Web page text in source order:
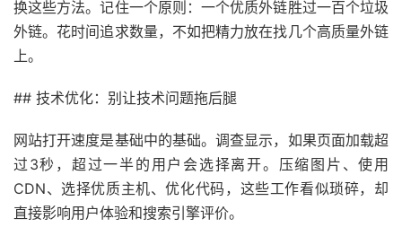
换这些方法。记住一个原则：一个优质外链胜过一百个垃圾
外链。花时间追求数量，不如把精力放在找几个高质量外链
上。
## 技术优化：别让技术问题拖后腿
网站打开速度是基础中的基础。调查显示，如果页面加载超
过3秒，超过一半的用户会选择离开。压缩图片、使用
CDN、选择优质主机、优化代码，这些工作看似琐碎，却
直接影响用户体验和搜索引擎评价。